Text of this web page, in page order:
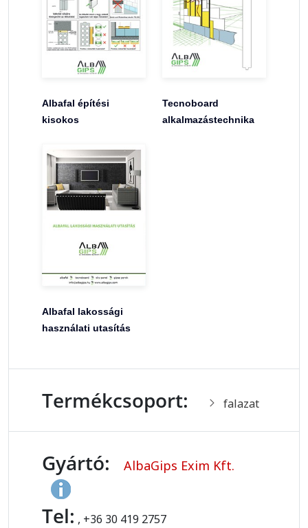
Albafal építési
kisokos
Tecnoboard
alkalmazástechnika
Albafal lakossági
használati utasítás
Termékcsoport: falazat
Gyártó: AlbaGips Exim Kft.
Tel: , +36 30 419 2757